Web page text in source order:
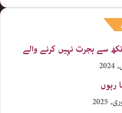
سے ہجرت نہیں کرنے والے
رہوں